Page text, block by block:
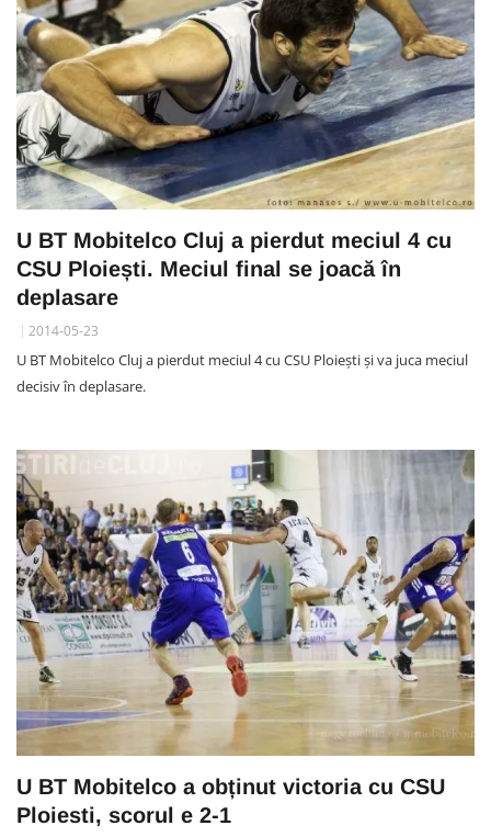
U BT Mobitelco Cluj a pierdut meciul 4 cu
CSU Ploiești. Meciul final se joacă în
deplasare
2014-05-23
U BT Mobitelco Cluj a pierdut meciul 4 cu CSU Ploiești și va juca meciul
decisiv în deplasare.
U BT Mobitelco a obținut victoria cu CSU
Ploiesti, scorul e 2-1